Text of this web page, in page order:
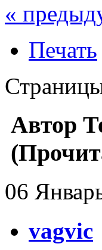
«
Печать
Автор
06
vagvic